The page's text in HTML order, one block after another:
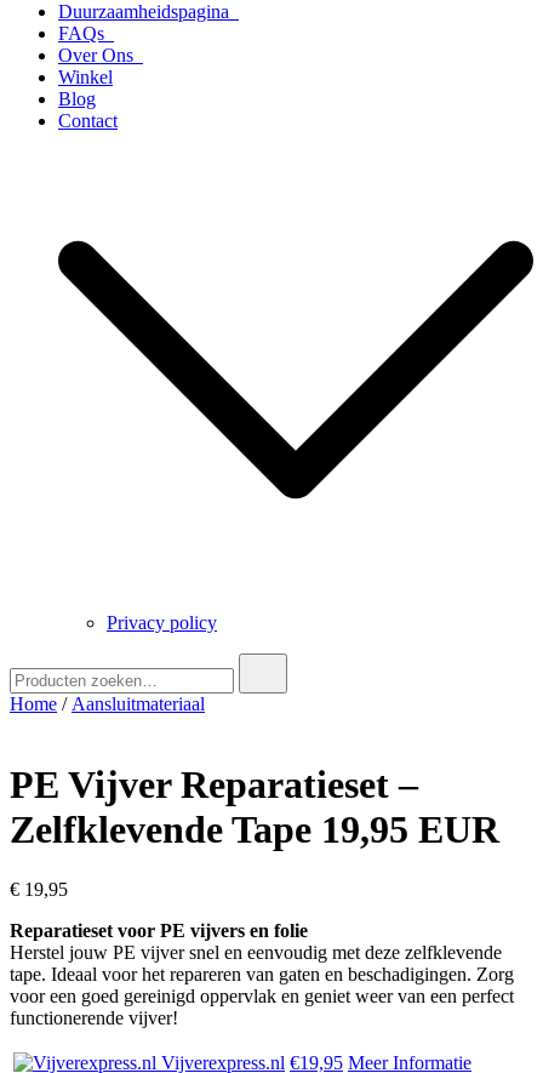
Duurzaamheidspagina
FAQs
Over Ons
Winkel
Blog
Contact
Privacy policy
naar:
Home / Aansluitmateriaal
PE Vijver Reparatieset –
Zelfklevende Tape 19,95 EUR
€ 19,95
Reparatieset voor PE vijvers en folie
Herstel jouw PE vijver snel en eenvoudig met deze zelfklevende
tape. Ideaal voor het repareren van gaten en beschadigingen. Zorg
voor een goed gereinigd oppervlak en geniet weer van een perfect
functionerende vijver!
Vijverexpress.nl €19,95 Meer Informatie